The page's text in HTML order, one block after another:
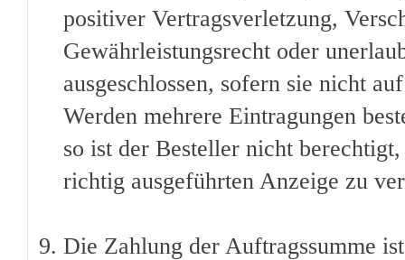
positiver Vertragsverletzung,
Gewährleistungsrecht oder
ausgeschlossen, sofern sie nicht
Werden mehrere Eintragungen
so ist der Besteller nicht
richtig ausgeführten Anzeige zu
Die Zahlung der Auftragssumme